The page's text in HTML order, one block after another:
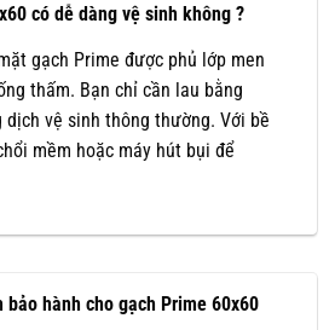
có dễ dàng vệ sinh không ?
gạch Prime được phủ lớp men
thấm. Bạn chỉ cần lau bằng
dịch vệ sinh thông thường. Với bề
mềm hoặc máy hút bụi để
bảo hành cho gạch Prime 60x60